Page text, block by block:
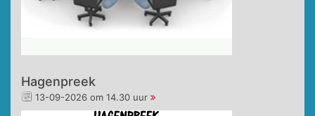
Hagenpreek
13-09-2026 om 14.30 uur